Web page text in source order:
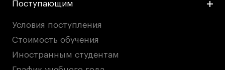
Поступающим
Условия поступления
Стоимость обучения
Иностранным студентам